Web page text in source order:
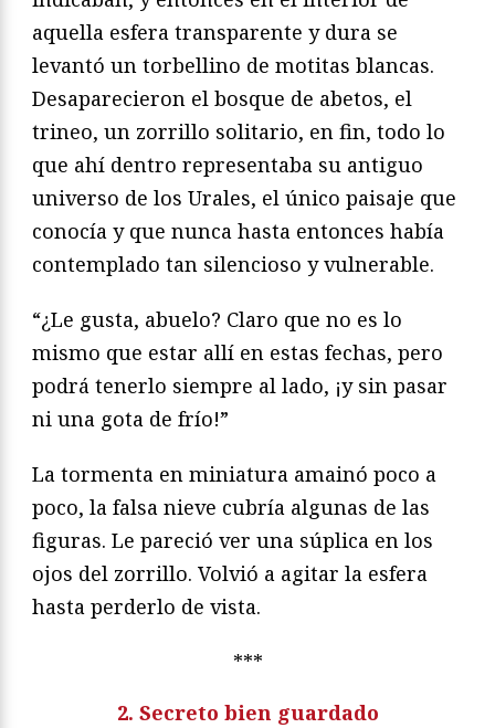
aquella esfera transparente y dura se
levantó un torbellino de motitas blancas.
Desaparecieron el bosque de abetos, el
trineo, un zorrillo solitario, en fin, todo lo
que ahí dentro representaba su antiguo
universo de los Urales, el único paisaje que
conocía y que nunca hasta entonces había
contemplado tan silencioso y vulnerable.
“¿Le gusta, abuelo? Claro que no es lo
mismo que estar allí en estas fechas, pero
podrá tenerlo siempre al lado, ¡y sin pasar
ni una gota de frío!”
La tormenta en miniatura amainó poco a
poco, la falsa nieve cubría algunas de las
figuras. Le pareció ver una súplica en los
ojos del zorrillo. Volvió a agitar la esfera
hasta perderlo de vista.
***
2. Secreto bien guardado